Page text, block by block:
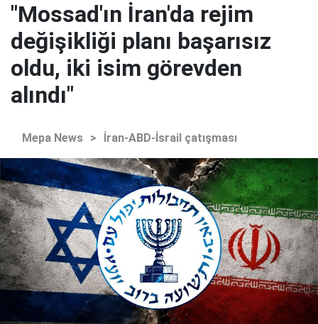
"Mossad'ın İran'da rejim
değişikliği planı başarısız
oldu, iki isim görevden
alındı"
Mepa News > İran-ABD-İsrail çatışması